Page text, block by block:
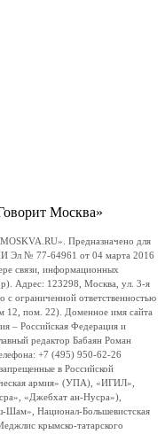
Москва»
Предназначено для
Эл № 77-64961 от 04 марта 2016
связи, информационных
Адрес: 123298, Москва, ул. 3-я
ограниченной ответственностью
пом. 22). Доменное имя сайта
– Российская Федерация и
редактор Бабаян Роман
+7 (495) 950-62-26
в Российской
армия» (УПА), «ИГИЛ»,
«Джебхат ан-Нусра»),
Шам», Национал-Большевистская
крымско-татарского